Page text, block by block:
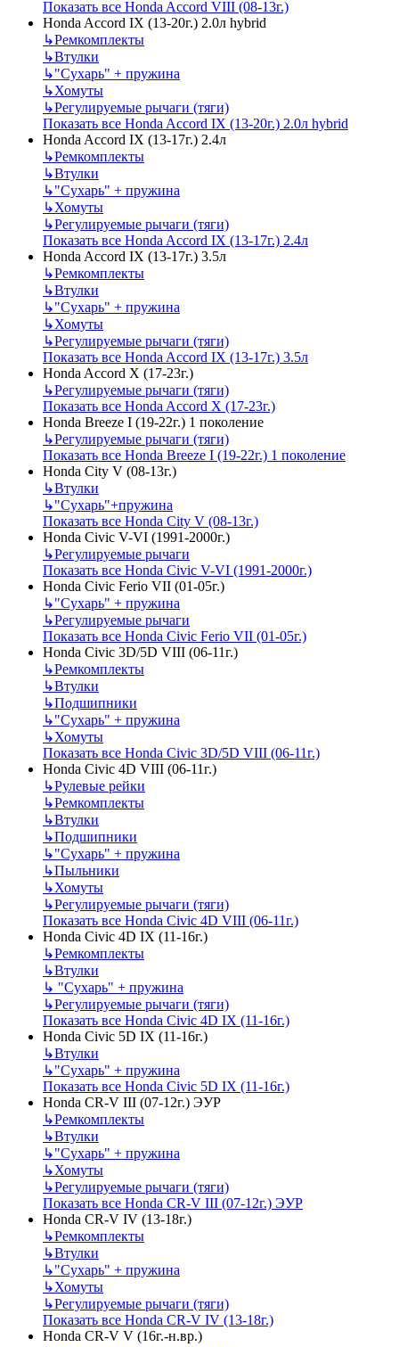
Показать все Honda Accord VIII (08-13г.)
Honda Accord IX (13-20г.) 2.0л hybrid
↳Ремкомплекты
↳Втулки
↳"Сухарь" + пружина
↳Хомуты
↳Регулируемые рычаги (тяги)
Показать все Honda Accord IX (13-20г.) 2.0л hybrid
Honda Accord IX (13-17г.) 2.4л
↳Ремкомплекты
↳Втулки
↳"Сухарь" + пружина
↳Хомуты
↳Регулируемые рычаги (тяги)
Показать все Honda Accord IX (13-17г.) 2.4л
Honda Accord IX (13-17г.) 3.5л
↳Ремкомплекты
↳Втулки
↳"Сухарь" + пружина
↳Хомуты
↳Регулируемые рычаги (тяги)
Показать все Honda Accord IX (13-17г.) 3.5л
Honda Accord X (17-23г.)
↳Регулируемые рычаги (тяги)
Показать все Honda Accord X (17-23г.)
Honda Breeze I (19-22г.) 1 поколение
↳Регулируемые рычаги (тяги)
Показать все Honda Breeze I (19-22г.) 1 поколение
Honda City V (08-13г.)
↳Втулки
↳"Сухарь"+пружина
Показать все Honda City V (08-13г.)
Honda Civic V-VI (1991-2000г.)
↳Регулируемые рычаги
Показать все Honda Civic V-VI (1991-2000г.)
Honda Civic Ferio VII (01-05г.)
↳"Сухарь" + пружина
↳Регулируемые рычаги
Показать все Honda Civic Ferio VII (01-05г.)
Honda Civic 3D/5D VIII (06-11г.)
↳Ремкомплекты
↳Втулки
↳Подшипники
↳"Сухарь" + пружина
↳Хомуты
Показать все Honda Civic 3D/5D VIII (06-11г.)
Honda Civic 4D VIII (06-11г.)
↳Рулевые рейки
↳Ремкомплекты
↳Втулки
↳Подшипники
↳"Сухарь" + пружина
↳Пыльники
↳Хомуты
↳Регулируемые рычаги (тяги)
Показать все Honda Civic 4D VIII (06-11г.)
Honda Civic 4D IX (11-16г.)
↳Ремкомплекты
↳Втулки
↳ "Сухарь" + пружина
↳Регулируемые рычаги (тяги)
Показать все Honda Civic 4D IX (11-16г.)
Honda Civic 5D IX (11-16г.)
↳Втулки
↳"Сухарь" + пружина
Показать все Honda Civic 5D IX (11-16г.)
Honda CR-V III (07-12г.) ЭУР
↳Ремкомплекты
↳Втулки
↳"Сухарь" + пружина
↳Хомуты
↳Регулируемые рычаги (тяги)
Показать все Honda CR-V III (07-12г.) ЭУР
Honda CR-V IV (13-18г.)
↳Ремкомплекты
↳Втулки
↳"Сухарь" + пружина
↳Хомуты
↳Регулируемые рычаги (тяги)
Показать все Honda CR-V IV (13-18г.)
Honda CR-V V (16г.-н.вр.)